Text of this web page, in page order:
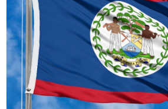
Drapeaux des
organisations
Drapeaux de la
communauté LGBT
Drapeaux historiques